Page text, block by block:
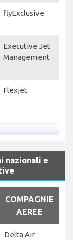
flyExclusive
Executive Jet
Management
Flexjet
nazionali e
COMPAGNIE
AEREE
Delta Air